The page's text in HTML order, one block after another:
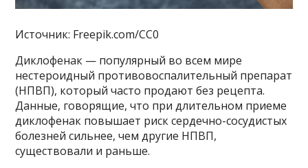
Источник: Freepik.com/CC0
Диклофенак — популярный во всем мире
нестероидный противовоспалительный препарат
(НПВП), который часто продают без рецепта.
Данные, говорящие, что при длительном приеме
диклофенак повышает риск сердечно-сосудистых
болезней сильнее, чем другие НПВП,
существовали и раньше.